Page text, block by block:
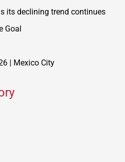
its declining trend continues
Goal
| Mexico City